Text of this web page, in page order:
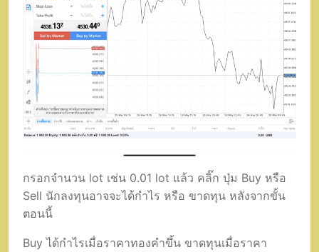
กรอกจำนวน lot เช่น 0.01 lot แล้ว คลิ๊ก ปุ่ม Buy หรือ
Sell นักลงทุนอาจจะได้กำไร หรือ ขาดทุน หลังจากขั้น
ตอนนี้
Buy ได้กำไรเมื่อราคาทองคำขึ้น ขาดทุนเมื่อราคา